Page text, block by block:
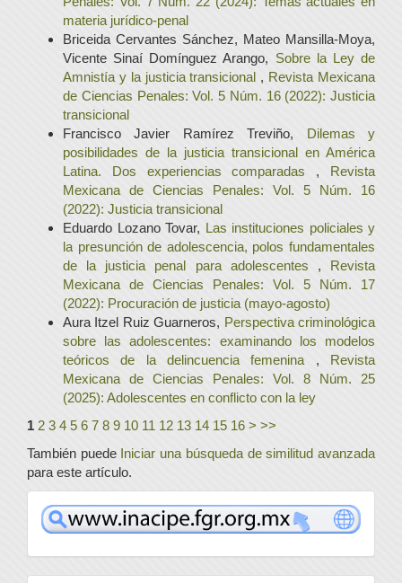
materia jurídico-penal
Briceida Cervantes Sánchez, Mateo Mansilla-Moya,
Vicente Sinaí Domínguez Arango, Sobre la Ley de
Amnistía y la justicia transicional , Revista Mexicana
de Ciencias Penales: Vol. 5 Núm. 16 (2022): Justicia
transicional
Francisco Javier Ramírez Treviño, Dilemas y
posibilidades de la justicia transicional en América
Latina. Dos experiencias comparadas , Revista
Mexicana de Ciencias Penales: Vol. 5 Núm. 16
(2022): Justicia transicional
Eduardo Lozano Tovar, Las instituciones policiales y
la presunción de adolescencia, polos fundamentales
de la justicia penal para adolescentes , Revista
Mexicana de Ciencias Penales: Vol. 5 Núm. 17
(2022): Procuración de justicia (mayo-agosto)
Aura Itzel Ruiz Guarneros, Perspectiva criminológica
sobre las adolescentes: examinando los modelos
teóricos de la delincuencia femenina , Revista
Mexicana de Ciencias Penales: Vol. 8 Núm. 25
(2025): Adolescentes en conflicto con la ley
1 2 3 4 5 6 7 8 9 10 11 12 13 14 15 16 > >>
También puede Iniciar una búsqueda de similitud avanzada
para este artículo.
www